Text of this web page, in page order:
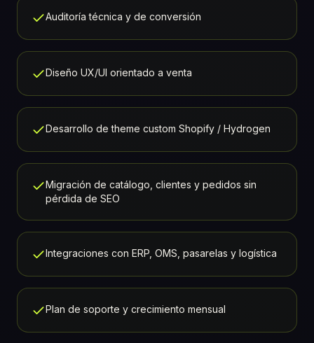
Auditoría técnica y de conversión
Diseño UX/UI orientado a venta
Desarrollo de theme custom Shopify / Hydrogen
Migración de catálogo, clientes y pedidos sin
pérdida de SEO
Integraciones con ERP, OMS, pasarelas y logística
Plan de soporte y crecimiento mensual